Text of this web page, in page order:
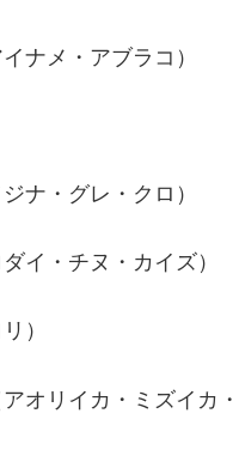
ナメ・アブラコ）
ナ・グレ・クロ）
イ・チヌ・カイズ）
）
オリイカ・ミズイカ・